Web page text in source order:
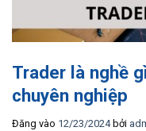
Trader là nghề
chuyên nghiệp
Đăng vào 12/23/2024 bởi